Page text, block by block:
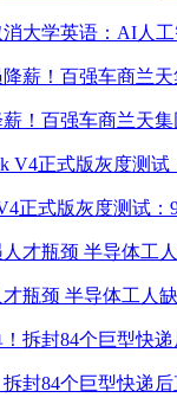
大学英语：AI人
！百强车商兰天
正式版灰度测试
瓶颈 半导体工人
封84个巨型快递